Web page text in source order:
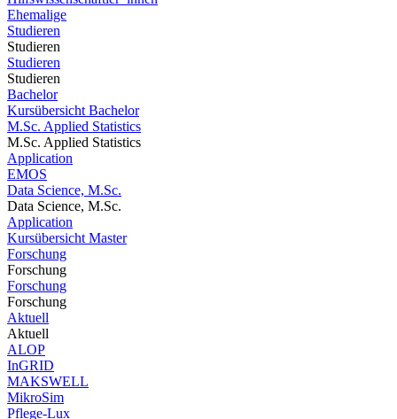
Ehemalige
Studieren
Studieren
Studieren
Studieren
Bachelor
Kursübersicht Bachelor
M.Sc. Applied Statistics
M.Sc. Applied Statistics
Application
EMOS
Data Science, M.Sc.
Data Science, M.Sc.
Application
Kursübersicht Master
Forschung
Forschung
Forschung
Forschung
Aktuell
Aktuell
ALOP
InGRID
MAKSWELL
MikroSim
Pflege-Lux